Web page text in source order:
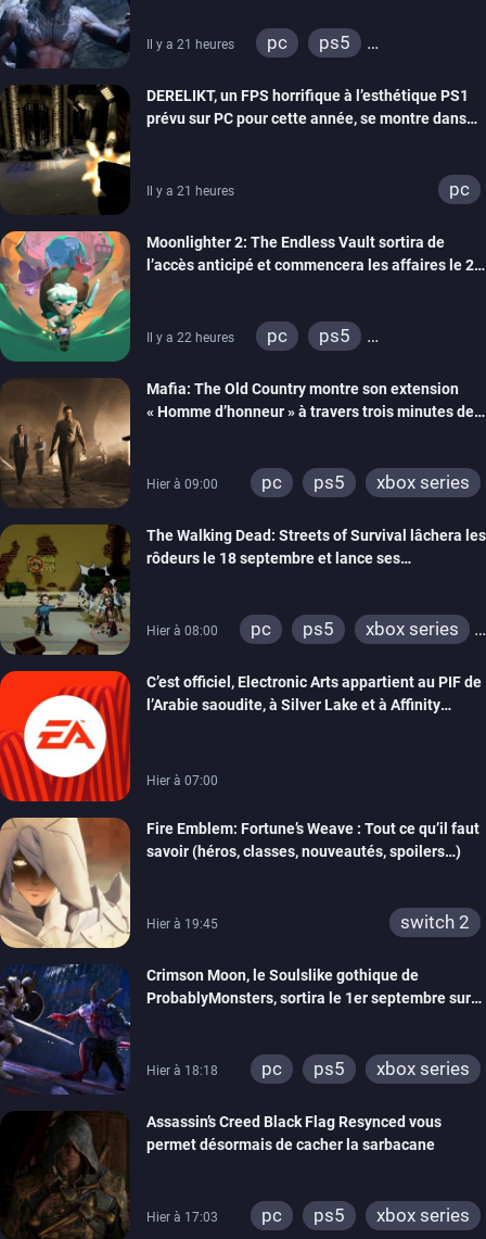
Il y a 21 heures pc
ps5
DERELIKT, un FPS horrifique à l’esthétique PS1
prévu sur PC pour cette année, se montre dans
Il y a 21 heures pc
Moonlighter 2: The Endless Vault sortira de
l’accès anticipé et commencera les affaires le 2
Il y a 22 heures pc
ps5
Mafia: The Old Country montre son extension
« Homme d’honneur » à travers trois minutes de
Hier à 09:00 pc ps5 xbox series
The Walking Dead: Streets of Survival lâchera les
rôdeurs le 18 septembre et lance ses
Hier à 08:00 pc ps5
xbox series
C’est officiel, Electronic Arts appartient au PIF de
l’Arabie saoudite, à Silver Lake et à Affinity
Hier à 07:00
Fire Emblem: Fortune’s Weave : Tout ce qu’il faut
savoir (héros, classes, nouveautés, spoilers…)
Hier à 19:45 switch 2
Crimson Moon, le Soulslike gothique de
ProbablyMonsters, sortira le 1er septembre sur
Hier à 18:18 pc ps5 xbox series
Assassin’s Creed Black Flag Resynced vous
permet désormais de cacher la sarbacane
Hier à 17:03 pc ps5 xbox series